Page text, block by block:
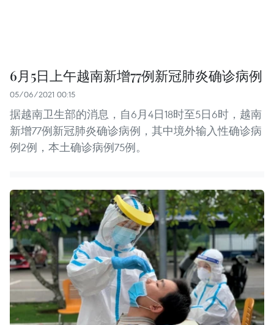
6月5日上午越南新增77例新冠肺炎确诊病例
05/06/2021 00:15
据越南卫生部的消息，自6月4日18时至5日6时，越南
新增77例新冠肺炎确诊病例，其中境外输入性确诊病
例2例，本土确诊病例75例。